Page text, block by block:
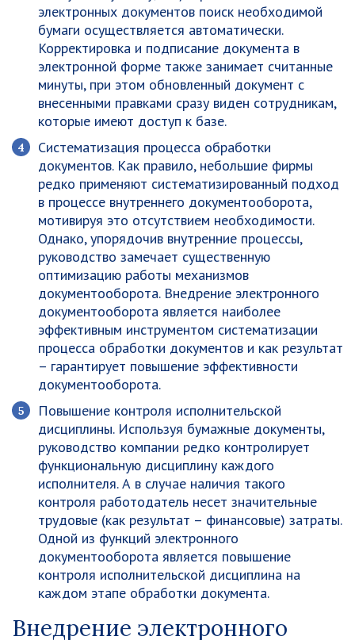
электронных документов поиск необходимой
бумаги осуществляется автоматически.
Корректировка и подписание документа в
электронной форме также занимает считанные
минуты, при этом обновленный документ с
внесенными правками сразу виден сотрудникам,
которые имеют доступ к базе.
Систематизация процесса обработки
документов. Как правило, небольшие фирмы
редко применяют систематизированный подход
в процессе внутреннего документооборота,
мотивируя это отсутствием необходимости.
Однако, упорядочив внутренние процессы,
руководство замечает существенную
оптимизацию работы механизмов
документооборота. Внедрение электронного
документооборота является наиболее
эффективным инструментом систематизации
процесса обработки документов и как результат
– гарантирует повышение эффективности
документооборота.
Повышение контроля исполнительской
дисциплины. Используя бумажные документы,
руководство компании редко контролирует
функциональную дисциплину каждого
исполнителя. А в случае наличия такого
контроля работодатель несет значительные
трудовые (как результат – финансовые) затраты.
Одной из функций электронного
документооборота является повышение
контроля исполнительской дисциплина на
каждом этапе обработки документа.
Внедрение электронного